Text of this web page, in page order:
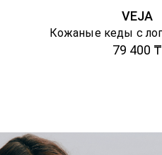
VEJA
79 400 ₸